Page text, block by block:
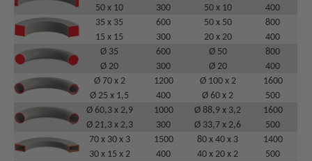
50 x 10
300
50 x 10
400
35 x 35
15 x 15
600
300
50 x 50
20 x 20
800
400
Ø 35
Ø 20
600
300
Ø 50
Ø 20
800
400
Ø 70 x 2
Ø 25 x 1,5
1200
400
Ø 100 x 2
Ø 60 x 2
1600
500
Ø 60,3 x 2,9
Ø 21,3 x 2,3
1000
300
Ø 88,9 x 3,2
Ø 33,7 x 2,6
1600
500
70 x 30 x 3
30 x 15 x 2
1500
400
80 x 40 x 3
40 x 20 x 2
1400
500